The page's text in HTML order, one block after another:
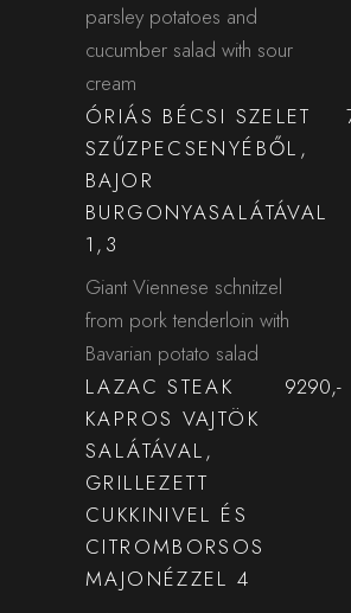
parsley potatoes and
cucumber salad with sour
cream
ÓRIÁS BÉCSI SZELET
SZŰZPECSENYÉBŐL,
BAJOR
BURGONYASALÁTÁVAL
1,3
Giant Viennese schnitzel
from pork tenderloin with
Bavarian potato salad
LAZAC STEAK
KAPROS VAJTÖK
SALÁTÁVAL,
GRILLEZETT
CUKKINIVEL ÉS
CITROMBORSOS
MAJONÉZZEL 4
9290,-